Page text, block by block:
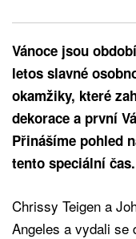
Vánoce jsou
letos slavné
okamžiky, které
dekorace a první
Přinášíme pohled
tento speciální čas.
Chrissy Teigen a
Angeles a vydali se